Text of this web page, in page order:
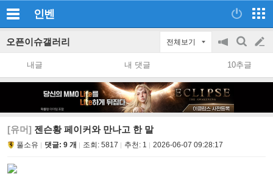
인벤
오픈이슈갤러리 전체보기
공
지
on/off
검
색
글
쓰
내글 내 댓글 10추글
[유머] 젠슨황 페이커와 만나고 한 말
풀소유 댓글: 9 개 조회: 5817 추천: 1 2026-06-07 09:28:17